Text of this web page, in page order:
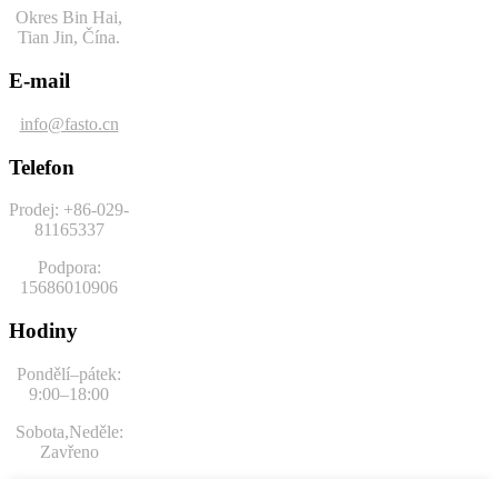
Okres Bin Hai,
Tian Jin, Čína.
E-mail
info@fasto.cn
Telefon
Prodej: +86-029-
81165337
Podpora:
15686010906
Hodiny
Pondělí–pátek:
9:00–18:00
Sobota,Neděle:
Zavřeno